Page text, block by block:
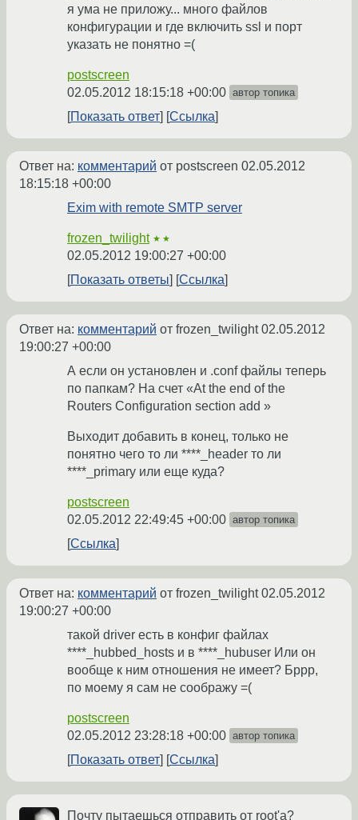
я ума не приложу... много файлов
конфигурации и где включить ssl и порт
указать не понятно =(
postscreen
02.05.2012 18:15:18 +00:00 автор топика
Показать ответ Ссылка
Ответ на: комментарий от postscreen 02.05.2012
18:15:18 +00:00
Exim with remote SMTP server
frozen_twilight ★★
02.05.2012 19:00:27 +00:00
Показать ответы
Ссылка
Ответ на: комментарий от frozen_twilight02.05.2012
19:00:27 +00:00
А если он установлен и .conf файлы теперь
по папкам? На счет «At the end of the
Routers Configuration section add »
Выходит добавить в конец, только не
понятно чего то ли ****_header то ли
****_primary или еще куда?
postscreen
02.05.2012 22:49:45 +00:00 автор топика
Ссылка
Ответ на: комментарий от frozen_twilight02.05.2012
19:00:27 +00:00
такой driver есть в конфиг файлах
****_hubbed_hosts и в ****_hubuser Или он
вообще к ним отношения не имеет? Бррр,
по моему я сам не соображу =(
postscreen
02.05.2012 23:28:18 +00:00 автор топика
Показать ответ Ссылка
Почту пытаешься отправить от root'а?